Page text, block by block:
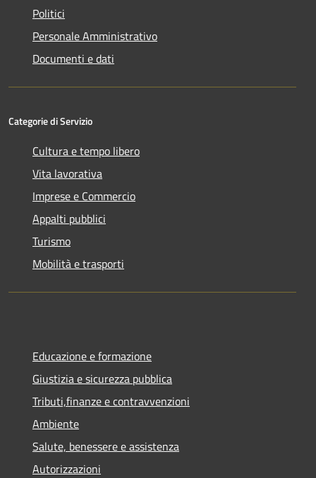
Politici
Personale Amministrativo
Documenti e dati
Categorie di Servizio
Cultura e tempo libero
Vita lavorativa
Imprese e Commercio
Appalti pubblici
Turismo
Mobilità e trasporti
Educazione e formazione
Giustizia e sicurezza pubblica
Tributi,finanze e contravvenzioni
Ambiente
Salute, benessere e assistenza
Autorizzazioni